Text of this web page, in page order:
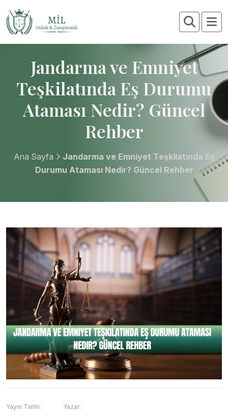
Jandarma ve Emniyet
Teşkilatında Eş Durumu
Ataması Nedir? Güncel
Rehber
Ana Sayfa
Jandarma ve Emniyet Teşkilatında Eş
Durumu Ataması Nedir? Güncel Rehber
Yayın Tarihi:
Yazar: